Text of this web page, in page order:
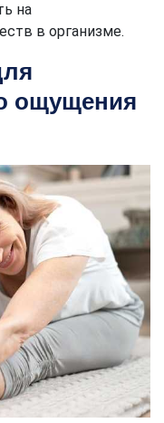
на
в организме.
ощущения